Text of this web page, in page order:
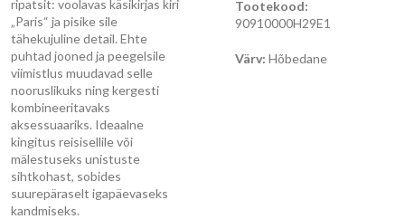
ripatsit: voolavas käsikirjas kiri
„Paris“ ja pisike sile
tähekujuline detail. Ehte
puhtad jooned ja peegelsile
viimistlus muudavad selle
nooruslikuks ning kergesti
kombineeritavaks
aksessuaariks. Ideaalne
kingitus reisisellile või
mälestuseks unistuste
sihtkohast, sobides
suurepäraselt igapäevaseks
kandmiseks.
Tootekood:
90910000H29E1
Värv: Hõbedane